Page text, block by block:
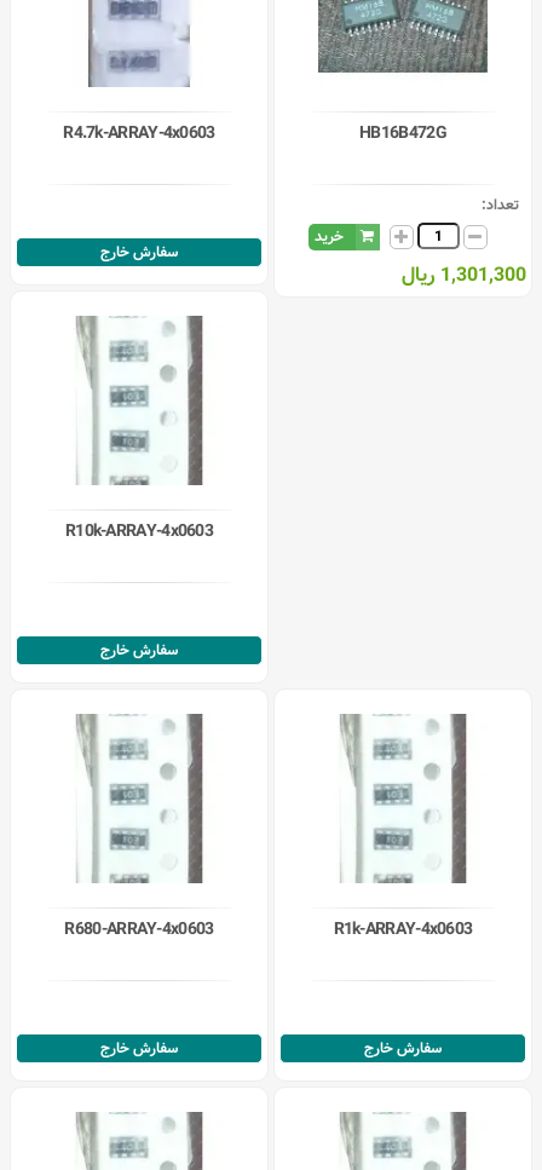
HB16B472G
تعداد:
خرید
1,301,300 ریال
R4.7k-ARRAY-4x0603
سفارش خارج
R10k-ARRAY-4x0603
سفارش خارج
R1k-ARRAY-4x0603
سفارش خارج
R680-ARRAY-4x0603
سفارش خارج